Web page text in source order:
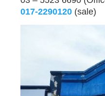
017-2290120 (sale)